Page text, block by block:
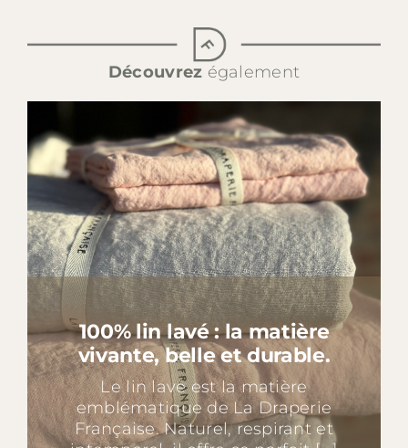
Découvrez également
100% lin lavé : la matière
vivante, belle et durable.
Le lin lavé est la matière
emblématique de La Draperie
Française. Naturel, respirant et